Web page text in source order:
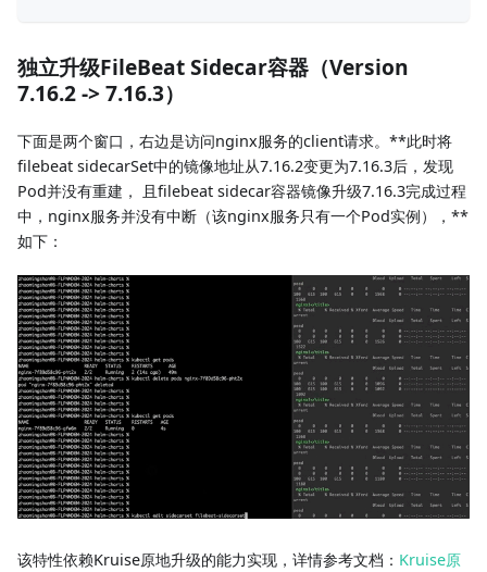
独立升级FileBeat Sidecar容器（Version
7.16.2 -> 7.16.3）
下面是两个窗口，右边是访问nginx服务的client请求。**此时将
filebeat sidecarSet中的镜像地址从7.16.2变更为7.16.3后，发现
Pod并没有重建， 且filebeat sidecar容器镜像升级7.16.3完成过程
中，nginx服务并没有中断（该nginx服务只有一个Pod实例），**
如下：
该特性依赖Kruise原地升级的能力实现，详情参考文档： Kruise原